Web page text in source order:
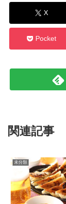
X
Pocket
関連記事
未分類